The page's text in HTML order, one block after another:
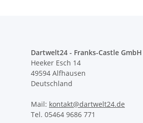
Dartwelt24 - Franks-Castle GmbH
Heeker Esch 14
49594 Alfhausen
Deutschland
Mail: kontakt@dartwelt24.de
Tel. 05464 9686 771